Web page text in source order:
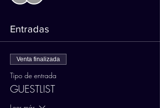
Entradas
Venta finalizada
Tipo de entrada
GUESTLIST